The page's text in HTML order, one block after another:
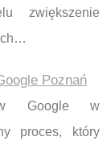
zwiększenie
Poznań
w Google w
proces, który